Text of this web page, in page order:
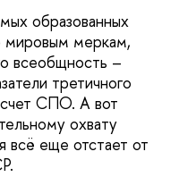
образованных
мировым меркам,
всеобщность –
третичного
счет СПО. А вот
охвату
всё еще отстает от